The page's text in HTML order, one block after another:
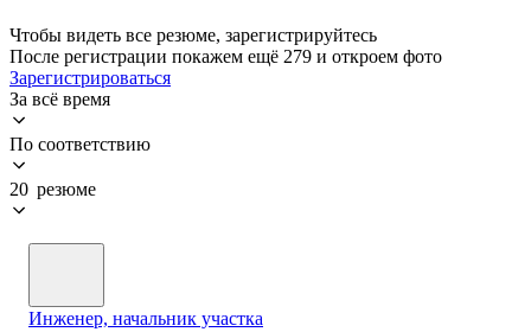
Чтобы видеть все резюме, зарегистрируйтесь
После регистрации покажем ещё 279 и откроем фото
Зарегистрироваться
За всё время
По соответствию
20 резюме
Инженер, начальник участка